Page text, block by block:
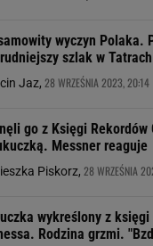
wyczyn Polaka.
szlak w Tatrach
Jaz, 28 WRZEŚNIA 2023, 20:14
go z Księgi Rekordów
Messner reaguje
Piskorz, 28 WRZEŚNIA
wykreślony z
Rodzina grzmi.